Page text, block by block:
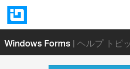
Windows Forms| ヘルプ トピ